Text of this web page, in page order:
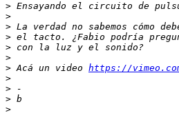
>
>
>
>
>
>
> Acá un video https://
>
>
>
>